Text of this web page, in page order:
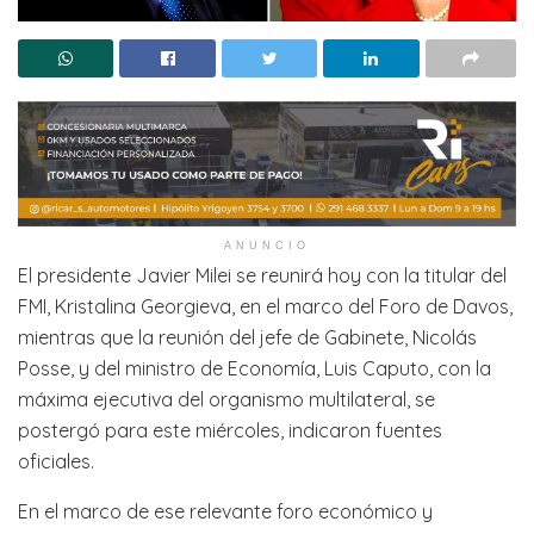
ANUNCIO
El presidente Javier Milei se reunirá hoy con la titular del
FMI, Kristalina Georgieva, en el marco del Foro de Davos,
mientras que la reunión del jefe de Gabinete, Nicolás
Posse, y del ministro de Economía, Luis Caputo, con la
máxima ejecutiva del organismo multilateral, se
postergó para este miércoles, indicaron fuentes
oficiales.
En el marco de ese relevante foro económico y